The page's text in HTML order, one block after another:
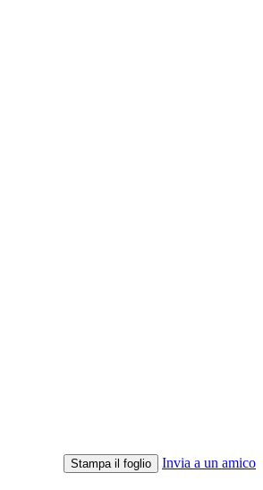
Stampa il foglio Invia a un amico